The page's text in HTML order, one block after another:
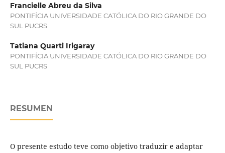
Francielle Abreu da Silva
PONTIFÍCIA UNIVERSIDADE CATÓLICA DO RIO GRANDE DO
SUL PUCRS
Tatiana Quarti Irigaray
PONTIFÍCIA UNIVERSIDADE CATÓLICA DO RIO GRANDE DO
SUL PUCRS
RESUMEN
O presente estudo teve como objetivo traduzir e adaptar